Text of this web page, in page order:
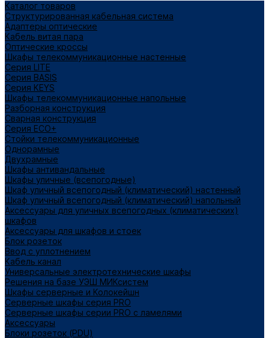
Каталог товаров
Структурированная кабельная система
Адаптеры оптические
Кабель витая пара
Оптические кроссы
Шкафы телекоммуникационные настенные
Cерия LITE
Cерия BASIS
Cерия KEYS
Шкафы телекоммуникационные напольные
Разборная конструкция
Сварная конструкция
Серия ECO+
Стойки телекоммуникационные
Однорамные
Двухрамные
Шкафы антивандальные
Шкафы уличные (всепогодные)
Шкаф уличный всепогодный (климатический) настенный
Шкаф уличный всепогодный (климатический) напольный
Аксессуары для уличных всепогодных (климатических)
шкафов
Аксессуары для шкафов и стоек
Блок розеток
Ввод с уплотнением
Кабель канал
Универсальные электротехнические шкафы
Решения на базе УЭШ МИКсистем
Шкафы серверные и Колокейшн
Серверные шкафы серия PRO
Серверные шкафы серии PRO с ламелями
Аксессуары
Блоки розеток (PDU)